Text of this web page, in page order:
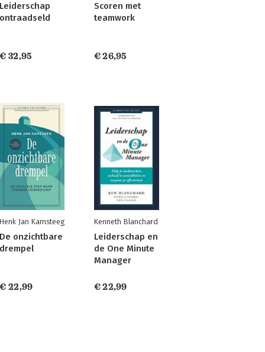
Leiderschap
ontraadseld
€ 32,95
Scoren met
teamwork
€ 26,95
Henk Jan Kamsteeg
De onzichtbare
drempel
€ 22,99
Kenneth Blanchard
Leiderschap en
de One Minute
Manager
€ 22,99